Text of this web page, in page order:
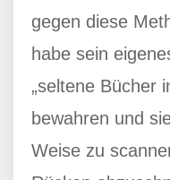
gegen diese
habe sein
„seltene Bücher
bewahren und
Weise zu